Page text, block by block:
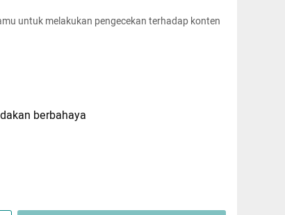
untuk melakukan pengecekan terhadap konten
berbahaya